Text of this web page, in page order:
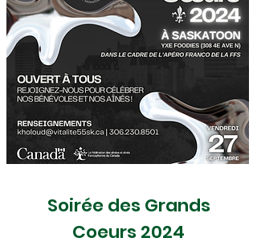
Soirée des Grands
Coeurs 2024